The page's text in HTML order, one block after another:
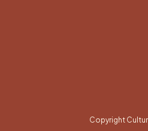
Copyright